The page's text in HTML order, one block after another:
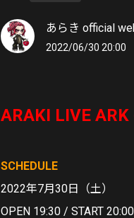
あらき official
2022/06/30 20:00
ARAKI LIVE
SCHEDULE
2022年7月30日（土）
OPEN 19:30 / START 20:00